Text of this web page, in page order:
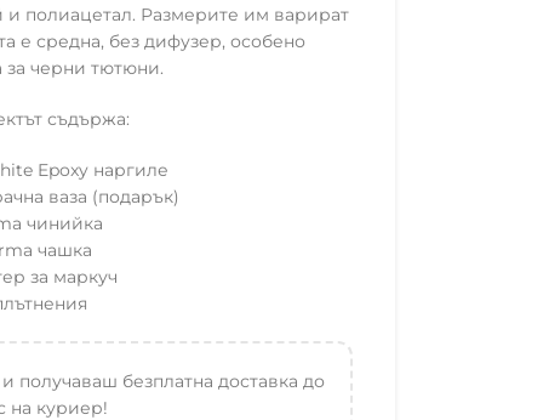
и полиацетал. Размерите им варират
е средна, без дифузер, особено
за черни тютюни.
съдържа:
Epoxy наргиле
ваза (подарък)
чинийка
чашка
за маркуч
получаваш безплатна доставка до
на куриер!